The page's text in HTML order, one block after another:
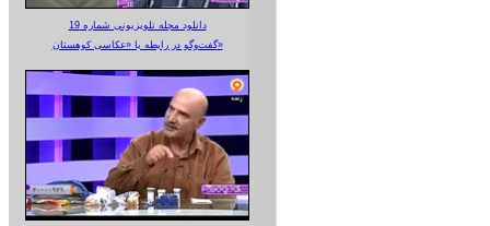
دانلود مجله تلویزیونی شماره 19
گفت‌وگو در رابطه با «عکاسی کوهستان»